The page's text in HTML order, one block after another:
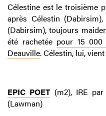
Célestine est le troisième
après Célestin
(Dabirsim), toujours
été rachetée pour 15
Deauville. Célestin, lui, vient
EPIC POET(m2), IRE par
(Lawman)